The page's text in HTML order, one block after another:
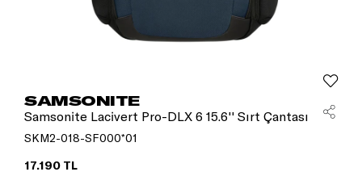
SAMSONITE
Samsonite Lacivert Pro-DLX 6 15.6'' Sırt Çantası
SKM2-018-SF000*01
17.190 TL